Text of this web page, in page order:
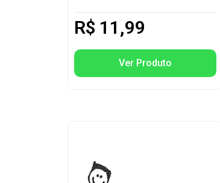
R$ 11,99
Ver Produto